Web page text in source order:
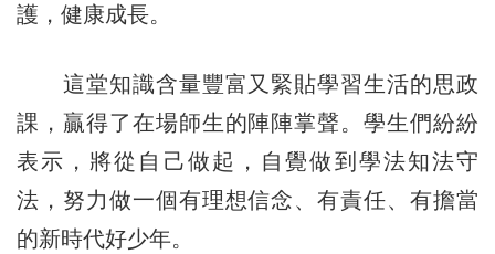
護，健康成長。
這堂知識含量豐富又緊貼學習生活的思政
課，贏得了在場師生的陣陣掌聲。學生們紛紛
表示，將從自己做起，自覺做到學法知法守
法，努力做一個有理想信念、有責任、有擔當
的新時代好少年。